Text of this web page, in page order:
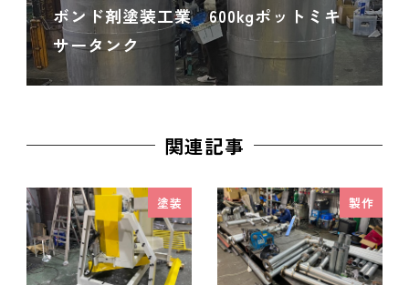
ボンド剤塗装工業 600kgポットミキ
サータンク
関連記事
塗装 製作